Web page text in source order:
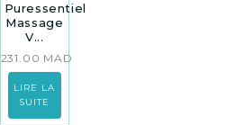
Puressentiel
Massage
V...
231.00 MAD
LIRE LA
SUITE